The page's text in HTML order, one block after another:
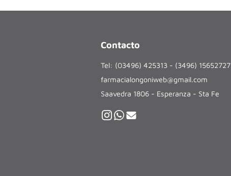
Contacto
Tel: (03496) 425313 - (3496) 15652727
farmacialongoniweb@gmail.com
Saavedra 1806 - Esperanza - Sta Fe